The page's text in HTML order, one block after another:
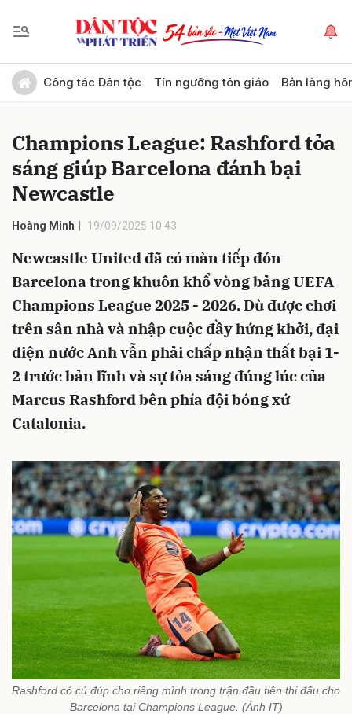
Công tác Dân tộc Tín ngưỡng tôn giáo Bản làng
Champions League: Rashford tỏa
sáng giúp Barcelona đánh bại
Newcastle
Hoàng Minh 19/09/2025 10:43
Newcastle United đã có màn tiếp đón
Barcelona trong khuôn khổ vòng bảng UEFA
Champions League 2025 - 2026. Dù được chơi
trên sân nhà và nhập cuộc đầy hứng khởi, đại
diện nước Anh vẫn phải chấp nhận thất bại 1-
2 trước bản lĩnh và sự tỏa sáng đúng lúc của
Marcus Rashford bên phía đội bóng xứ
Catalonia.
Rashford có cú đúp cho riêng mình trong trận đầu tiên thi đấu cho
Barcelona tại Champions League. (Ảnh IT)
Gửi bình luận